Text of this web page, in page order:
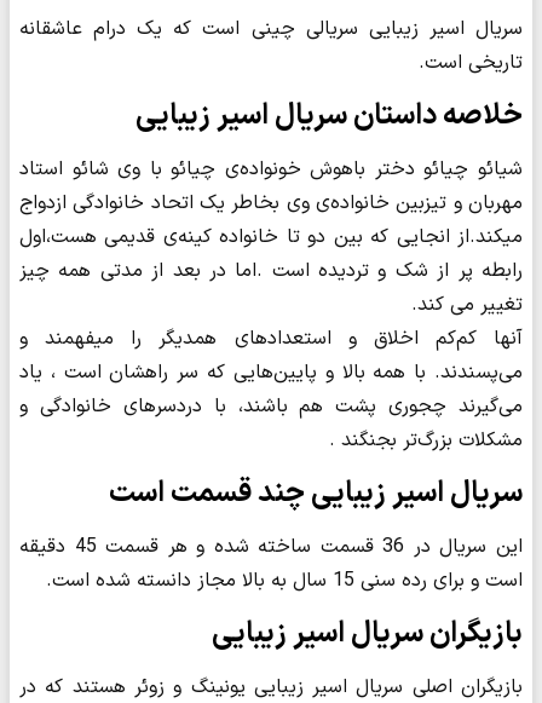
سریال اسیر زیبایی سریالی چینی است که یک درام عاشقانه
تاریخی است.
خلاصه داستان سریال اسیر زیبایی
شیائو چیائو دختر باهوش خونواده‌ی چیائو با وی شائو استاد
مهربان و تیزبین خانواده‌ی وی بخاطر یک اتحاد خانوادگی ازدواج
میکند.از انجایی که بین دو تا خانواده کینه‌ی قدیمی هست،اول
رابطه پر از شک و تردیده است .اما در بعد از مدتی همه چیز
تغییر می کند.
آنها کم‌کم اخلاق و استعدادهای همدیگر را میفهمند و
می‌پسندند. با همه بالا و پایین‌هایی که سر راهشان است ، یاد
می‌گیرند چجوری پشت هم باشند، با دردسرهای خانوادگی و
مشکلات بزرگ‌تر بجنگند .
سریال اسیر زیبایی چند قسمت است
این سریال در 36 قسمت ساخته شده و هر قسمت 45 دقیقه
است و برای رده سنی 15 سال به بالا مجاز دانسته شده است.
بازیگران سریال اسیر زیبایی
بازیگران اصلی سریال اسیر زیبایی یونینگ و زوئر هستند که در